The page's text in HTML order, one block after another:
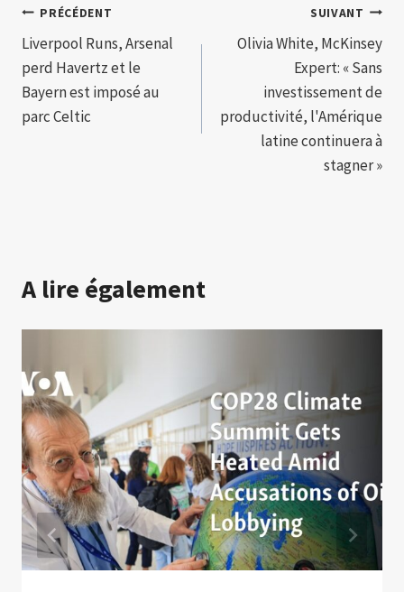
Navigation
de
l’article
PRÉCÉDENT
Liverpool Runs, Arsenal
perd Havertz et le
Bayern est imposé au
parc Celtic
SUIVANT
Olivia White, McKinsey
Expert: « Sans
investissement de
productivité, l'Amérique
latine continuera à
stagner »
A lire également